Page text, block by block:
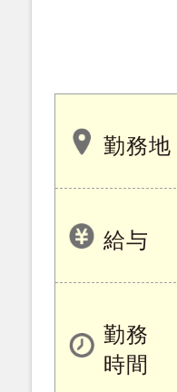
勤務地
給与
勤務
時間